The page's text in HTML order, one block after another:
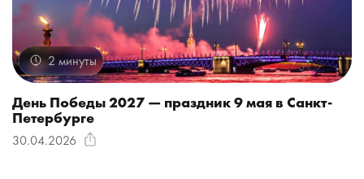
2 минуты
День Победы 2027 — праздник 9 мая в Санкт-
Петербурге
30.04.2026